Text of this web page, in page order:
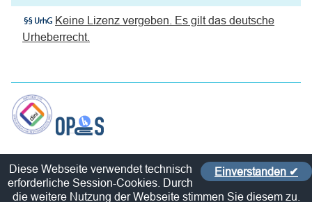
Keine Lizenz vergeben. Es gilt das deutsche
Urheberrecht.
Policy
Imprint / Privacy Policy
Einverstanden ✔
Diese Webseite verwendet technisch
erforderliche Session-Cookies. Durch
die weitere Nutzung der Webseite stimmen Sie diesem zu.